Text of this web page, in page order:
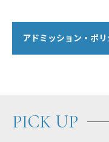
アドミッション・ポ
PICK UP